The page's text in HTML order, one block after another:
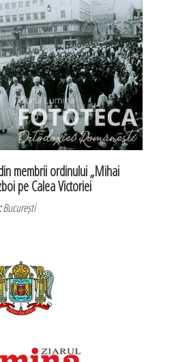
membrii ordinului „Mihai
pe Calea Victoriei
București